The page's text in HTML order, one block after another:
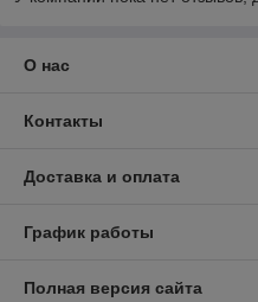
О нас
Контакты
Доставка и оплата
График работы
Полная версия сайта